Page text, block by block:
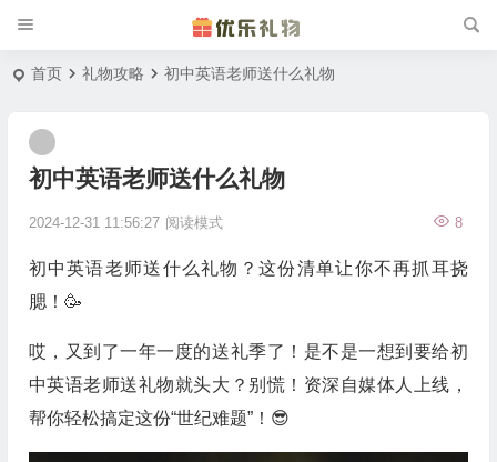
首页 礼物攻略 初中英语老师送什么礼物
初中英语老师送什么礼物
2024-12-31 11:56:27 8
阅读模式
初中英语老师送什么礼物？这份清单让你不再抓耳挠
腮！🥳
哎，又到了一年一度的送礼季了！是不是一想到要给初
中英语老师送礼物就头大？别慌！资深自媒体人上线，
帮你轻松搞定这份“世纪难题”！😎